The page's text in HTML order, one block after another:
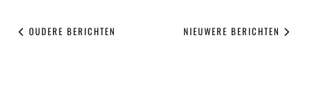
OUDERE BERICHTEN NIEUWERE BERICHTEN